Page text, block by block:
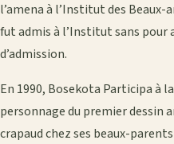
l’amena à l’Institut des
fut admis à l’Institut sans pour
d’admission.
En 1990, Bosekota Participa à
personnage du premier dessin
crapaud chez ses beaux-